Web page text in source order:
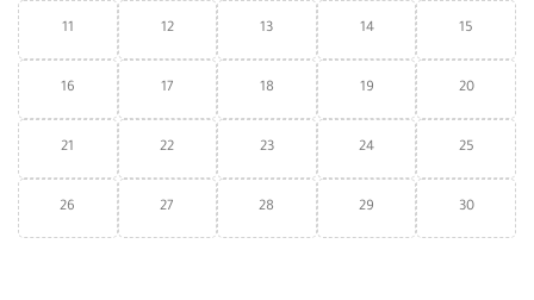
11 12 13 14 15
16 17 18 19 20
21 22 23 24 25
26 27 28 29 30